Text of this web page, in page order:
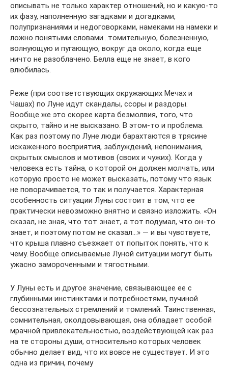
описывать не только характер отношений, но и какую-то
их фазу, наполненную загадками и догадками,
полупризнаниями и недоговорками, намеками на намеки и
ложно понятыми словами…томительную, болезненную,
волнующую и пугающую, вокруг да около, когда еще
ничто не разоблачено. Белла еще не знает, в кого
влюбилась.
Реже (при соответствующих окружающих Мечах и
Чашах) по Луне идут скандалы, ссоры и раздоры.
Вообще же это скорее карта безмолвия, того, что
скрыто, тайно и не высказано. В этом-то и проблема.
Как раз поэтому по Луне люди барахтаются в трясине
искаженного восприятия, заблуждений, непонимания,
скрытых смыслов и мотивов (своих и чужих). Когда у
человека есть тайна, о которой он должен молчать, или
которую просто не может высказать, потому что язык
не поворачивается, то так и получается. Характерная
особенность ситуации Луны состоит в том, что ее
практически невозможно внятно и связно изложить. «Он
сказал, не зная, что тот знает, а тот подумал, что он-то
знает, и поэтому потом не сказал…» — и вы чувствуете,
что крыша плавно съезжает от попыток понять, что к
чему. Вообще описываемые Луной ситуации могут быть
ужасно замороченными и тягостными.
У Луны есть и другое значение, связывающее ее с
глубинными инстинктами и потребностями, пучиной
бессознательных стремлений и томлений. Таинственная,
сомнительная, околдовывающая, она обладает особой
мрачной привлекательностью, воздействующей как раз
на те стороны души, относительно которых человек
обычно делает вид, что их вовсе не существует. И это
одна из причин, почему